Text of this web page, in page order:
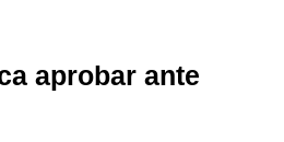
aprobar ante